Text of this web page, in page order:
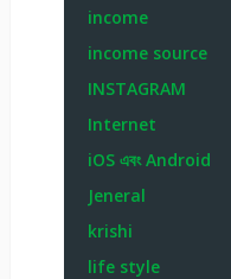
income
income source
INSTAGRAM
Internet
iOS এবং Android
Jeneral
krishi
life style